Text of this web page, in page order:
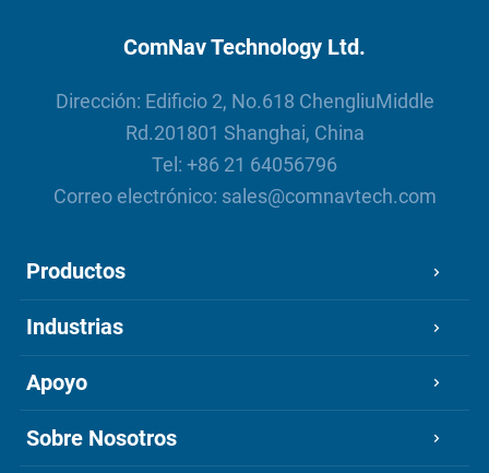
ComNav Technology Ltd.
Dirección: Edificio 2, No.618 ChengliuMiddle
Rd.201801 Shanghai, China
Tel: +86 21 64056796
Correo electrónico: sales@comnavtech.com
Productos
Industrias
Apoyo
Sobre Nosotros